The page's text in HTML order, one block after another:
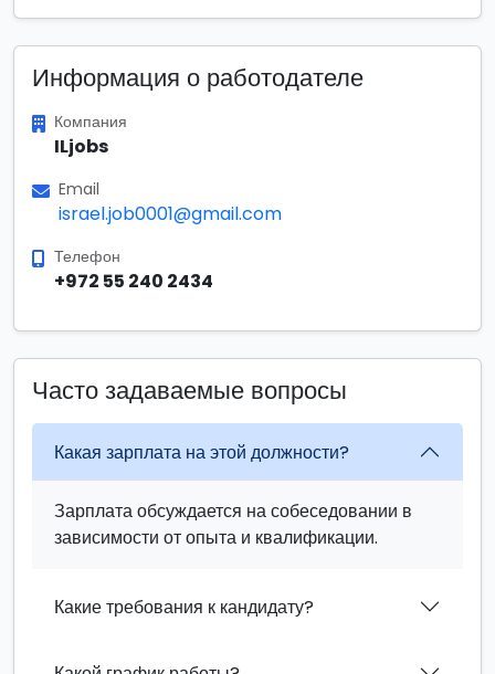
Информация о работодателе
Компания
ILjobs
Email
israel.job0001@gmail.com
Телефон
+972 55 240 2434
Часто задаваемые вопросы
Какая зарплата на этой должности?
Зарплата обсуждается на собеседовании в
зависимости от опыта и квалификации.
Какие требования к кандидату?